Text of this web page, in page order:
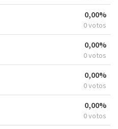
0,00%
0 votos
0,00%
0 votos
0,00%
0 votos
0,00%
0 votos